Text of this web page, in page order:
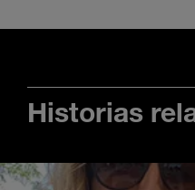
Historias